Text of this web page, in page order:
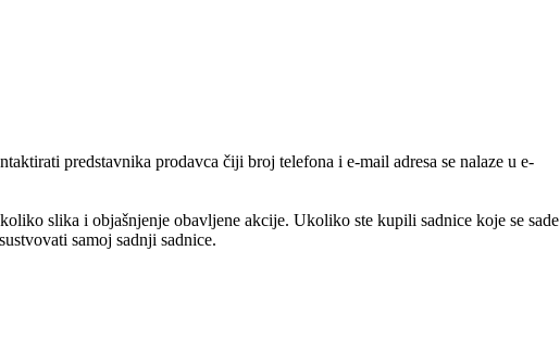
predstavnika prodavca čiji broj telefona i e-mail adresa se nalaze u e-
slika i objašnjenje obavljene akcije. Ukoliko ste kupili sadnice koje se sade
samoj sadnji sadnice.